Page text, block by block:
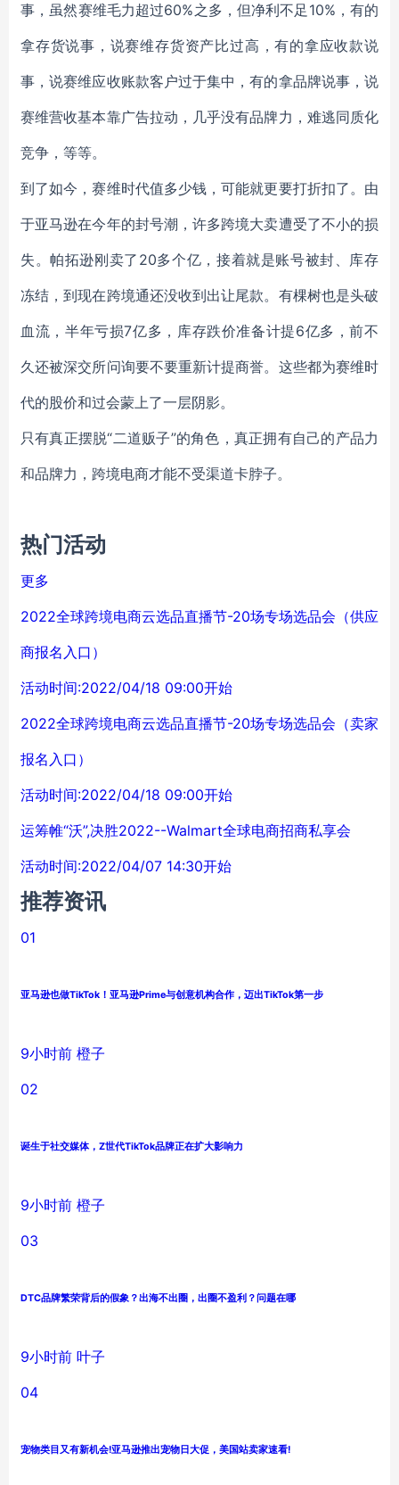
事，虽然赛维毛力超过60%之多，但净利不足10%，有的
拿存货说事，说赛维存货资产比过高，有的拿应收款说
事，说赛维应收账款客户过于集中，有的拿品牌说事，说
赛维营收基本靠广告拉动，几乎没有品牌力，难逃同质化
竞争，等等。
到了如今，赛维时代值多少钱，可能就更要打折扣了。由
于亚马逊在今年的封号潮，许多跨境大卖遭受了不小的损
失。帕拓逊刚卖了20多个亿，接着就是账号被封、库存
冻结，到现在跨境通还没收到出让尾款。有棵树也是头破
血流，半年亏损7亿多，库存跌价准备计提6亿多，前不
久还被深交所问询要不要重新计提商誉。这些都为赛维时
代的股价和过会蒙上了一层阴影。
只有真正摆脱“二道贩子”的角色，真正拥有自己的产品力
和品牌力，跨境电商才能不受渠道卡脖子。
热门活动
更多
2022全球跨境电商云选品直播节-20场专场选品会（供应
商报名入口）
活动时间:2022/04/18 09:00开始
2022全球跨境电商云选品直播节-20场专场选品会（卖家
报名入口）
活动时间:2022/04/18 09:00开始
运筹帷“沃”,决胜2022--Walmart全球电商招商私享会
活动时间:2022/04/07 14:30开始
推荐资讯
01
亚马逊也做TikTok！亚马逊Prime与创意机构合作，迈出TikTok第一步
9小时前 橙子
02
诞生于社交媒体，Z世代TikTok品牌正在扩大影响力
9小时前 橙子
03
DTC品牌繁荣背后的假象？出海不出圈，出圈不盈利？问题在哪
9小时前 叶子
04
宠物类目又有新机会!亚马逊推出宠物日大促，美国站卖家速看!